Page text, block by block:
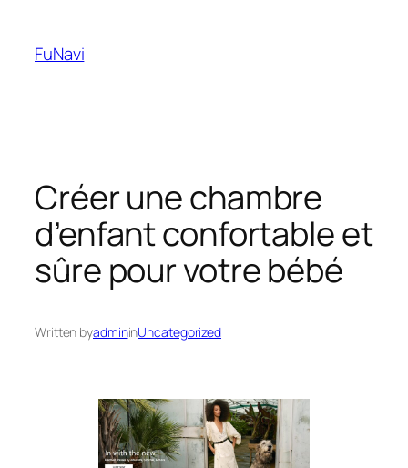
content
FuNavi
Créer une chambre
d’enfant confortable et
sûre pour votre bébé
Written byadmininUncategorized